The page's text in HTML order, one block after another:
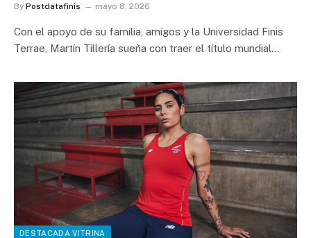
By Postdatafinis mayo 8, 2026
Con el apoyo de su familia, amigos y la Universidad Finis
Terrae, Martín Tillería sueña con traer el título mundial…
DESTACADA VITRINA